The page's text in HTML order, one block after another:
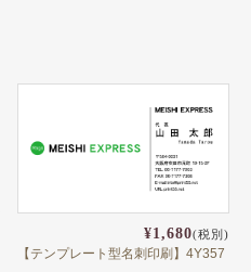
¥1,680(税別)
【テンプレート型名刺印刷】4Y357